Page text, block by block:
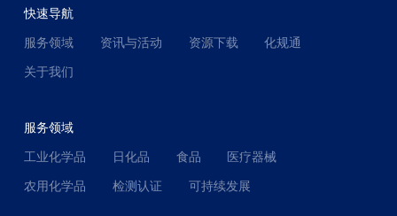
快速导航
服务领域
资讯与活动 资源下载
化规通
关于我们
服务领域
工业化学品
日化品 食品
医疗器械
农用化学品
检测认证 可持续发展